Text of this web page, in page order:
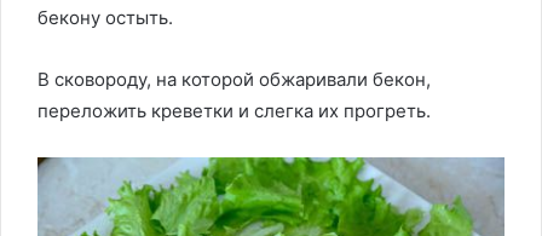
бекону остыть.
В сковороду, на которой обжаривали бекон,
переложить креветки и слегка их прогреть.